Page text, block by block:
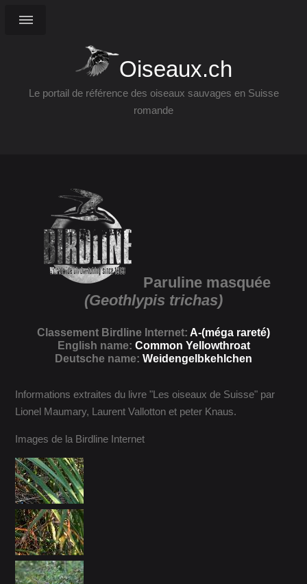
Oiseaux.ch
Le portail de référence des oiseaux sauvages en Suisse
romande
Paruline masquée
(Geothlypis trichas)
Classement Birdline Internet: A-(méga rareté)
English name: Common Yellowthroat
Deutsche name: Weidengelbkehlchen
Informations extraites du livre "Les oiseaux de Suisse" par
Lionel Maumary, Laurent Vallotton et peter Knaus.
Images de la Birdline Internet